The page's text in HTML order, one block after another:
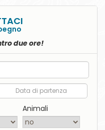
due ore!
di partenza
Animali